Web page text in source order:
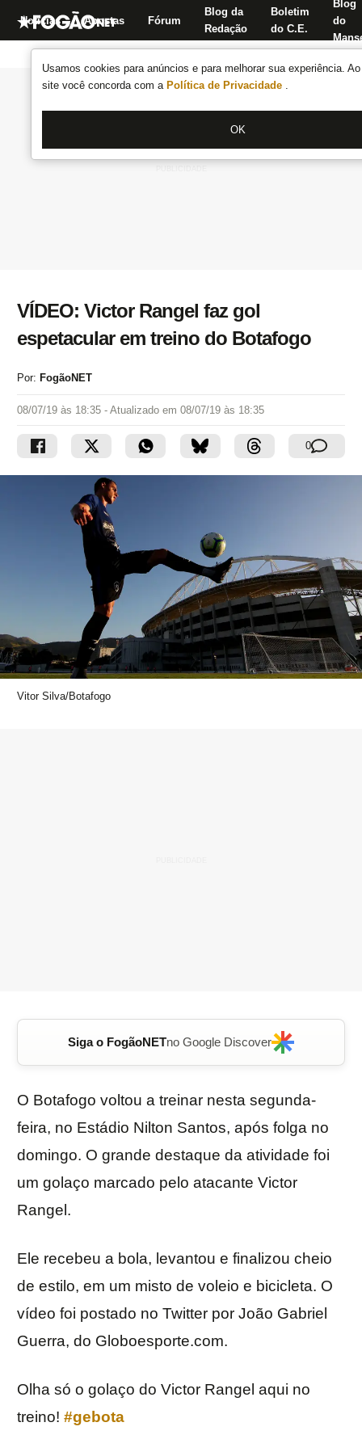
Usamos cookies para anúncios e para melhorar sua experiência.
site você concorda com a Política de Privacidade .
OK
Notícias Apostas Fórum
Blog da
Redação
Boletim
do C.E.
Blog
do
VÍDEO: Victor Rangel faz gol
espetacular em treino do Botafogo
Por: FogãoNET
08/07/19 às 18:35 - Atualizado em 08/07/19 às 18:35
0
Vitor Silva/Botafogo
Siga o FogãoNETno Google Discover
O Botafogo voltou a treinar nesta segunda-
feira, no Estádio Nilton Santos, após folga no
domingo. O grande destaque da atividade foi
um golaço marcado pelo atacante Victor
Rangel.
Ele recebeu a bola, levantou e finalizou cheio
de estilo, em um misto de voleio e bicicleta. O
vídeo foi postado no Twitter por João Gabriel
Guerra, do Globoesporte.com.
Olha só o golaço do Victor Rangel aqui no
treino! #gebota